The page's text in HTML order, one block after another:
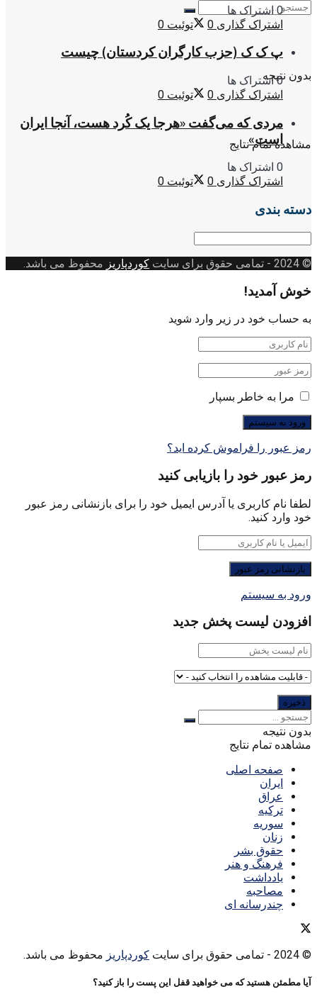
بدون نتیجه
مشاهده تمام نتایج
0 اشتراک ها
اشتراک گذاری 0 توئیت 0
پ ک ک (حزب کارگران کردستان) چیست
0 اشتراک ها
اشتراک گذاری 0 توئیت 0
مردی که می‌گفت «هرجا یک کُرد هست، آنجا ایران
است»
0 اشتراک ها
اشتراک گذاری 0 توئیت 0
دسته بندی
دسته
© 2024
- تمامی حقوق برای سایت کوردپاریز محفوظ می باشد.
خوش آمدید!
به حساب خود در زیر وارد شوید
مرا به خاطر بسپار
رمز عبور را فراموش کرده اید؟
رمز عبور خود را بازیابی کنید
لطفا نام کاربری یا آدرس ایمیل خود را برای بازنشانی رمز عبور
خود وارد کنید.
ورود به سیستم
افزودن لیست پخش جدید
بدون نتیجه
مشاهده تمام نتایج
صفحه اصلی
ایران
عراق
ترکیه
سوریه
زنان
حقوق بشر
فرهنگ و هنر
یادداشت
مصاحبه
چندرسانه ای
© 2024 - تمامی حقوق برای سایت کوردپاریز محفوظ می باشد.
آیا مطمئن هستید که می خواهید قفل این پست را باز کنید؟